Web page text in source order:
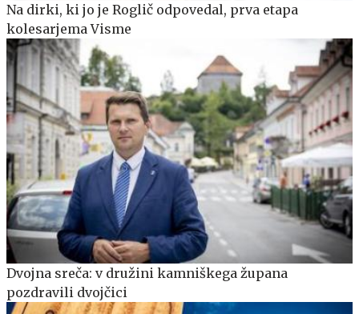
Na dirki, ki jo je Roglič odpovedal, prva etapa
kolesarjema Visme
Dvojna sreča: v družini kamniškega župana
pozdravili dvojčici